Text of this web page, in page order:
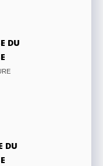
DU
DU